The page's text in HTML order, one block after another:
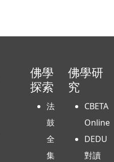
佛學
探索
法
鼓
全
集
佛學研
究
CBETA
Online
DEDU
對讀